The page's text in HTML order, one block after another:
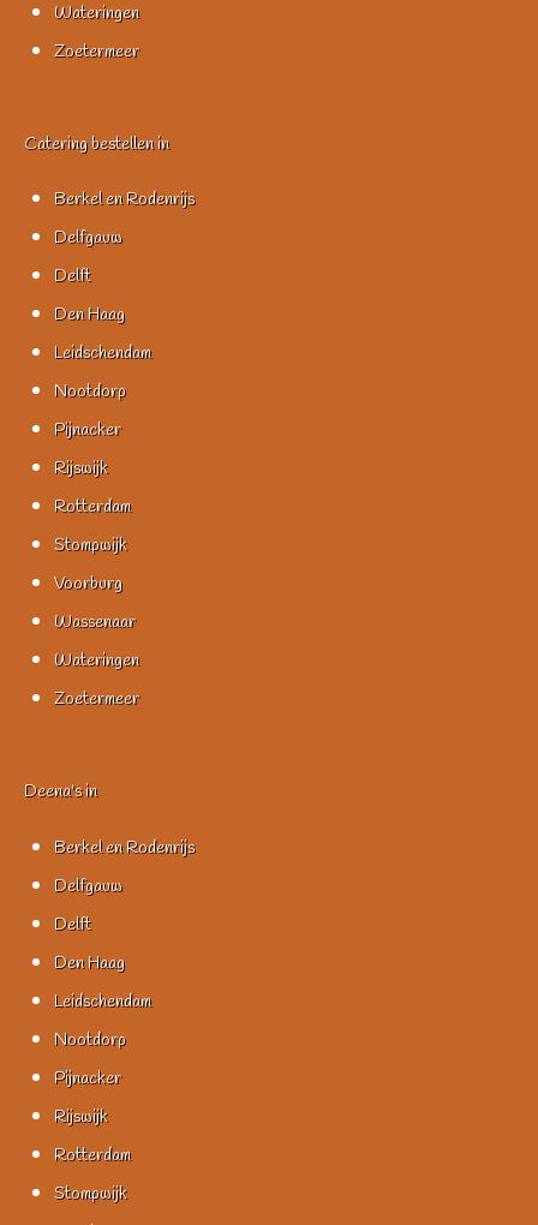
Wateringen
Zoetermeer
Catering bestellen in
Berkel en Rodenrijs
Delfgauw
Delft
Den Haag
Leidschendam
Nootdorp
Pijnacker
Rijswijk
Rotterdam
Stompwijk
Voorburg
Wassenaar
Wateringen
Zoetermeer
Deena's in
Berkel en Rodenrijs
Delfgauw
Delft
Den Haag
Leidschendam
Nootdorp
Pijnacker
Rijswijk
Rotterdam
Stompwijk